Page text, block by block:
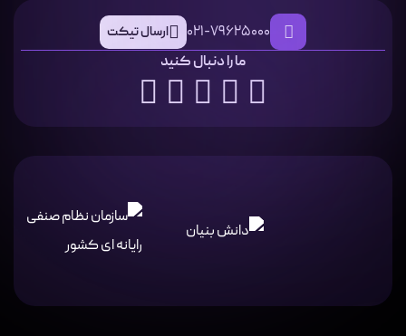
021-79625000 ارسال تیکت
ما را دنبال کنید